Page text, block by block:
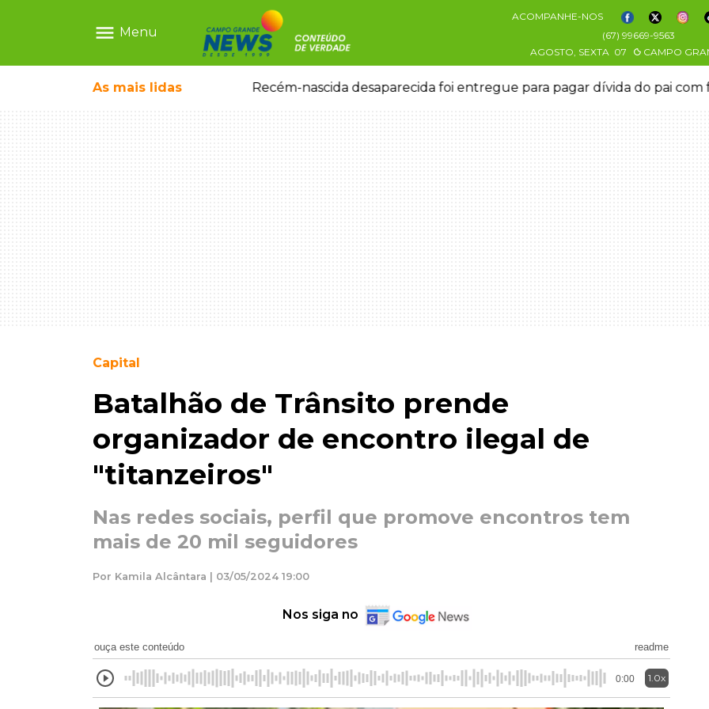
menu Menu
ACOMPANHE-NOS
(67) 99669-9563
AGOSTO, SEXTA 07 CAMPO
As mais lidas
Recém-nascida desaparecida foi entregue para pagar dívida do pai com facção Adolescente que morreu em
Capital
Batalhão de Trânsito prende
organizador de encontro ilegal de
"titanzeiros"
Nas redes sociais, perfil que promove encontros tem
mais de 20 mil seguidores
Por Kamila Alcântara | 03/05/2024 19:00
Nos siga no
ouça este conteúdo readme
0:00 1.0x